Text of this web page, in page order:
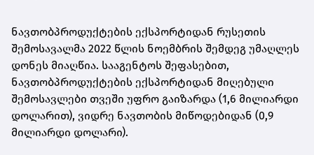
ნავთობპროდუქტების ექსპორტიდან რუსეთის
შემოსავალმა 2022 წლის ნოემბრის შემდეგ უმაღლეს
დონეს მიაღწია. სააგენტოს შეფასებით,
ნავთობპროდუქტების ექსპორტიდან მიღებული
შემოსავლები თვეში უფრო გაიზარდა (1,6 მილიარდი
დოლარით), ვიდრე ნავთობის მიწოდებიდან (0,9
მილიარდი დოლარი).